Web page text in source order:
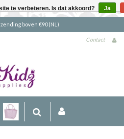
boven €90 (NL)
Contact
te verbeteren. Is dat akkoord? Ja